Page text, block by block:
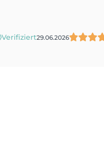
Verifiziert29.06.2026